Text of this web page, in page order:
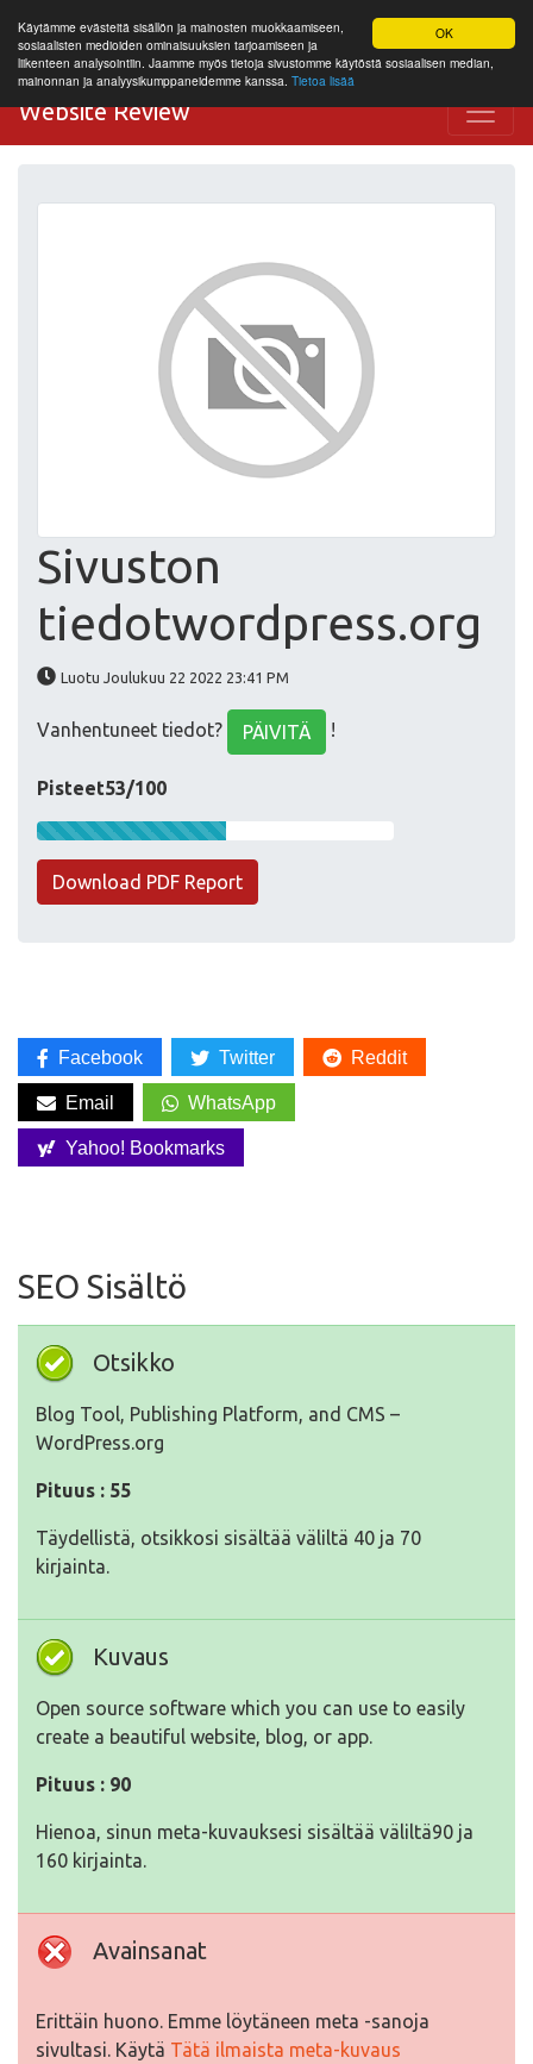
OK
Käytämme evästeitä sisällön ja mainosten muokkaamiseen,
sosiaalisten medioiden ominaisuuksien tarjoamiseen ja
liikenteen analysointiin. Jaamme myös tietoja sivustomme käytöstä sosiaalisen median,
mainonnan ja analyysikumppaneidemme kanssa. Tietoa lisää
Website Review
Sivuston
tiedotwordpress.org
Luotu Joulukuu 22 2022 23:41 PM
Vanhentuneet tiedot? PÄIVITÄ !
Pisteet53/100
Download PDF Report
Facebook Twitter Reddit
Email WhatsApp
Yahoo! Bookmarks
SEO Sisältö
Otsikko
Blog Tool, Publishing Platform, and CMS –
WordPress.org
Pituus : 55
Täydellistä, otsikkosi sisältää väliltä 40 ja 70
kirjainta.
Kuvaus
Open source software which you can use to easily
create a beautiful website, blog, or app.
Pituus : 90
Hienoa, sinun meta-kuvauksesi sisältää väliltä90 ja
160 kirjainta.
Avainsanat
Erittäin huono. Emme löytäneen meta -sanoja
sivultasi. Käytä Tätä ilmaista meta-kuvaus